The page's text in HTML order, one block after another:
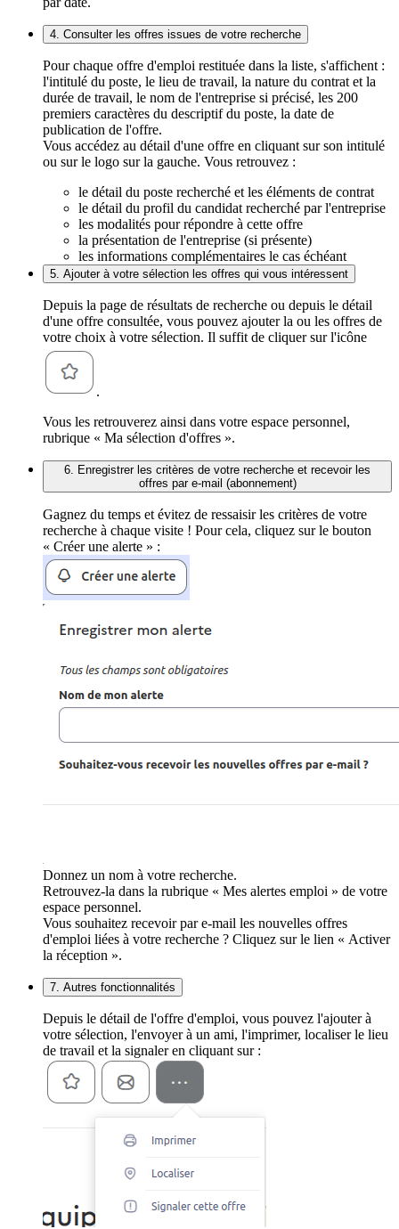
4. Consulter les offres issues de votre recherche
Pour chaque offre d'emploi restituée dans la liste, s'affichent :
l'intitulé du poste, le lieu de travail, la nature du contrat et la
durée de travail, le nom de l'entreprise si précisé, les 200
premiers caractères du descriptif du poste, la date de
publication de l'offre.
Vous accédez au détail d'une offre en cliquant sur son intitulé
ou sur le logo sur la gauche. Vous retrouvez :
le détail du poste recherché et les éléments de contrat
le détail du profil du candidat recherché par l'entreprise
les modalités pour répondre à cette offre
la présentation de l'entreprise (si présente)
les informations complémentaires le cas échéant
5. Ajouter à votre sélection les offres qui vous intéressent
Depuis la page de résultats de recherche ou depuis le détail
d'une offre consultée, vous pouvez ajouter la ou les offres de
votre choix à votre sélection. Il suffit de cliquer sur l'icône
.
Vous les retrouverez ainsi dans votre espace personnel,
rubrique « Ma sélection d'offres ».
6. Enregistrer les critères de votre recherche et recevoir les
offres par e-mail (abonnement)
Gagnez du temps et évitez de ressaisir les critères de votre
recherche à chaque visite ! Pour cela, cliquez sur le bouton
« Créer une alerte » :
Donnez un nom à votre recherche.
Retrouvez-la dans la rubrique « Mes alertes emploi » de votre
espace personnel.
Vous souhaitez recevoir par e-mail les nouvelles offres
d'emploi liées à votre recherche ? Cliquez sur le lien « Activer
la réception ».
7. Autres fonctionnalités
Depuis le détail de l'offre d'emploi, vous pouvez l'ajouter à
votre sélection, l'envoyer à un ami, l'imprimer, localiser le lieu
de travail et la signaler en cliquant sur :